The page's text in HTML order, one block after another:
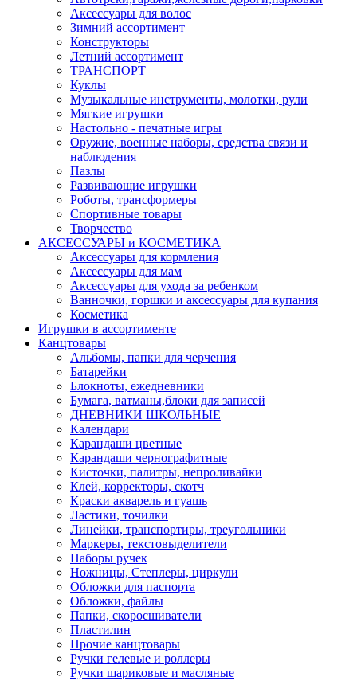
Аксессуары для волос
Зимний ассортимент
Конструкторы
Летний ассортимент
ТРАНСПОРТ
Куклы
Музыкальные инструменты, молотки, рули
Мягкие игрушки
Настольно - печатные игры
Оружие, военные наборы, средства связи и
наблюдения
Пазлы
Развивающие игрушки
Роботы, трансформеры
Спортивные товары
Творчество
АКСЕССУАРЫ и КОСМЕТИКА
Аксессуары для кормления
Аксессуары для мам
Аксессуары для ухода за ребенком
Ванночки, горшки и аксессуары для купания
Косметика
Игрушки в ассортименте
Канцтовары
Альбомы, папки для черчения
Батарейки
Блокноты, ежедневники
Бумага, ватманы,блоки для записей
ДНЕВНИКИ ШКОЛЬНЫЕ
Календари
Карандаши цветные
Карандаши чернографитные
Кисточки, палитры, непроливайки
Клей, корректоры, скотч
Краски акварель и гуашь
Ластики, точилки
Линейки, транспортиры, треугольники
Маркеры, текстовыделители
Наборы ручек
Ножницы, Степлеры, циркули
Обложки для паспорта
Обложки, файлы
Папки, скоросшиватели
Пластилин
Прочие канцтовары
Ручки гелевые и роллеры
Ручки шариковые и масляные